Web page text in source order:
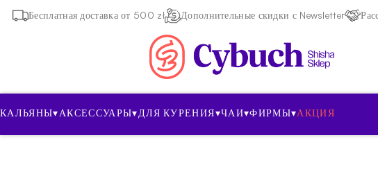
Бесплатная доставка от 500 zł Дополнительные скидки с Newsletter
КАЛЬЯНЫ▾АКСЕССУАРЫ▾ДЛЯ КУРЕНИЯ▾ЧАИ▾ФИРМЫ▾АКЦИЯ